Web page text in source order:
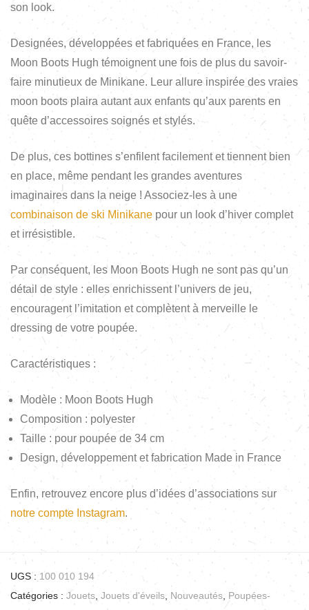
son look.
Designées, développées et fabriquées en France, les
Moon Boots Hugh témoignent une fois de plus du savoir-
faire minutieux de Minikane. Leur allure inspirée des vraies
moon boots plaira autant aux enfants qu’aux parents en
quête d’accessoires soignés et stylés.
De plus, ces bottines s’enfilent facilement et tiennent bien
en place, même pendant les grandes aventures
imaginaires dans la neige ! Associez-les à une
combinaison de ski Minikane pour un look d’hiver complet
et irrésistible.
Par conséquent, les Moon Boots Hugh ne sont pas qu’un
détail de style : elles enrichissent l’univers de jeu,
encouragent l’imitation et complètent à merveille le
dressing de votre poupée.
Caractéristiques :
Modèle : Moon Boots Hugh
Composition : polyester
Taille : pour poupée de 34 cm
Design, développement et fabrication Made in France
Enfin, retrouvez encore plus d’idées d’associations sur
notre compte Instagram.
UGS : 100 010 194
Catégories : Jouets Jouets d'éveils Nouveautés Poupées-